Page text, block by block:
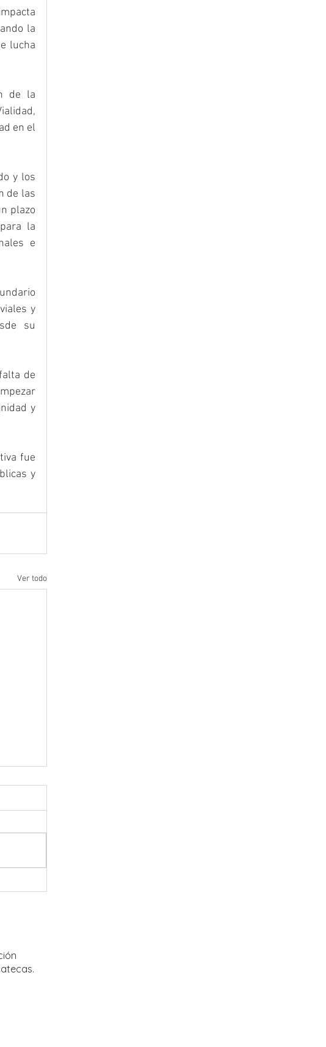
la
lucha
de la
en el
y los
de las
plazo
la
e
y
su
de
y
fue
y
Ver todo